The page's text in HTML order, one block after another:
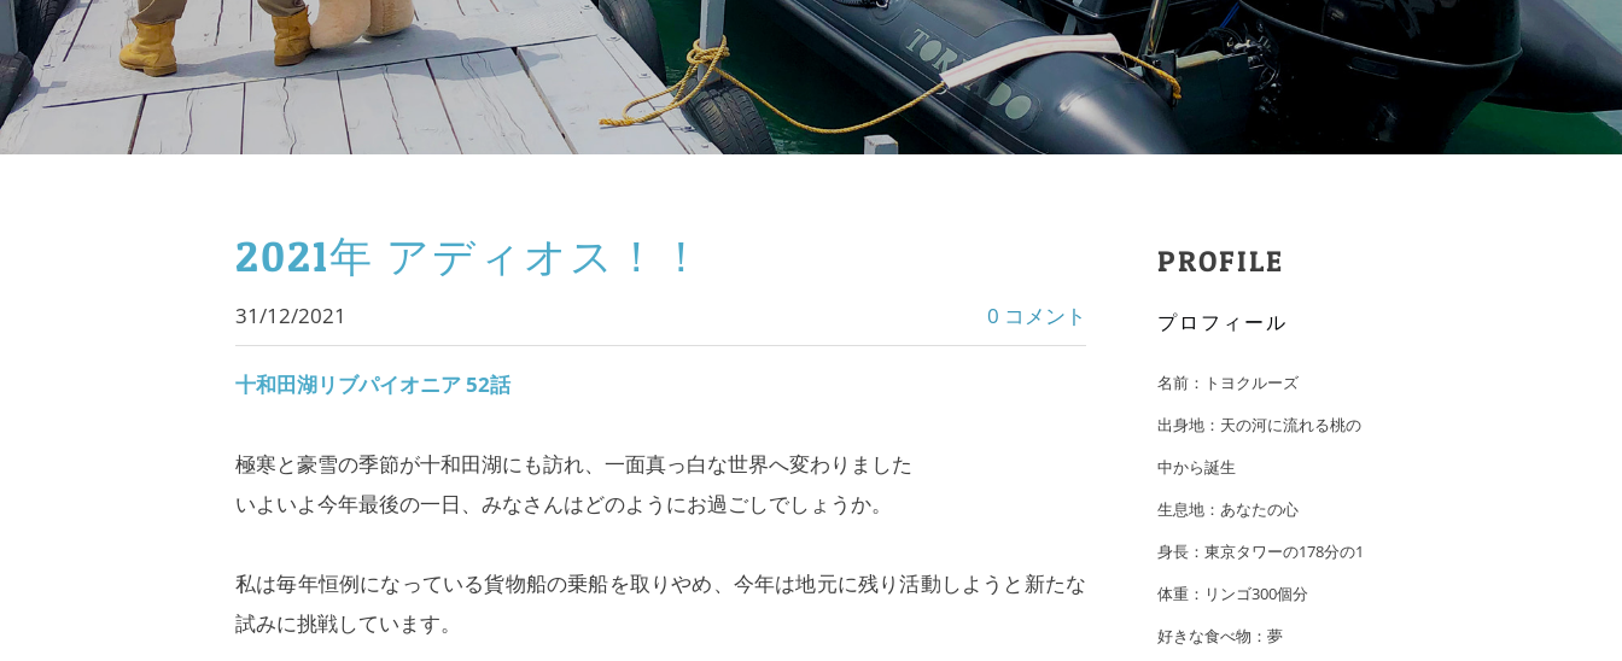
2021年 アディオス！！
31/12/2021 0 コメント
十和田湖リブパイオニア 52話
極寒と豪雪の季節が十和田湖にも訪れ、一面真っ白な世界へ変わりました
いよいよ今年最後の一日、みなさんはどのようにお過ごしでしょうか。
私は毎年恒例になっている貨物船の乗船を取りやめ、今年は地元に残り活動しようと新たな
試みに挑戦しています。
PROFILE
プロフィール
名前：トヨクルーズ
出身地：天の河に流れる桃の
中から誕生
生息地：あなたの心
身長：東京タワーの178分の1
体重：リンゴ300個分
好きな食べ物：夢